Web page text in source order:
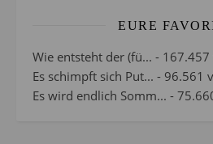
EURE
Wie entsteht der (fü... - 167.457
Es schimpft sich Put... - 96.561
Es wird endlich Somm... -